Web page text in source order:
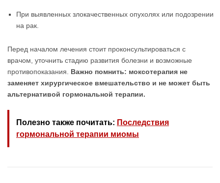
При выявленных злокачественных опухолях или подозрении
на рак.
Перед началом лечения стоит проконсультироваться с
врачом, уточнить стадию развития болезни и возможные
противопоказания. Важно помнить: моксотерапия не
заменяет хирургическое вмешательство и не может быть
альтернативой гормональной терапии.
Полезно также почитать: Последствия
гормональной терапии миомы